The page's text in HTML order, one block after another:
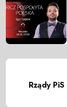
Rządy